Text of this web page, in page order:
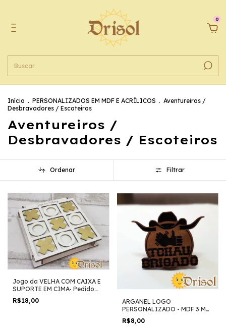
0
Início . PERSONALIZADOS EM MDF E ACRÍLICOS . Aventureiros /
Desbravadores / Escoteiros
Aventureiros /
Desbravadores / Escoteiros
Ordenar Filtrar
Jogo da VELHA COM CAIXA E
SUPORTE EM CIMA- Pedido
Mínimo 3 Unidades
R$18,00
ARGANEL LOGO
PERSONALIZADO - MDF 3 MM
- L0286 (PEDIDO MÍNIMO 10
UNIDADES)
R$8,00